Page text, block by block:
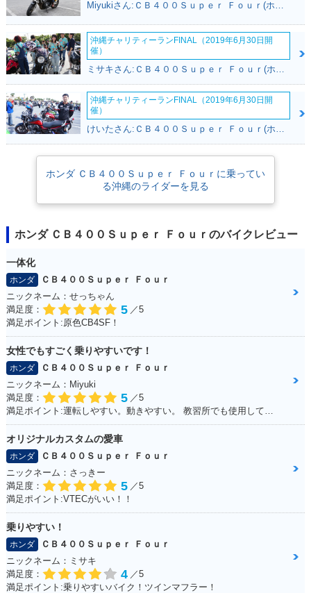
も並行してラインナップされるようになった。2007年12月のマイナーチ
ェンジでは排出ガス規制への対応もあって、NC42型へと進化。「プロジ
ェクト BIG-1」誕生から25年目となる2017年10月発売のモデルからはヘ
ッドライトがLED化さた。2018年11月発売のモデル（2019年モデル）か
らは、標準でABSが搭載されるようになった。2020年に発売されたモデ
ルを最後に、2022年10月、生産終了がアナウンスされた。しかし、2026
年3月に各地で行われたモーターサイクルショーに、新しいCB400スーパ
ーフォアのコンセプトモデルが展示された。同年7月には、市販モデルと
して登場。当時のホンダが中排気量クラスを中心に搭載を進めていた電子
制御式クラッチの「ホンダE-Clutch」がスロットルバイワイヤ（TBW・電
子制御式スロットル）との組み合わせで搭載されていた。TBWにより、
ライディングモード選択も可能となっていた。全体的な印象は、2022年
までのモデルと近似だったが、かつては二眼が連なったアナログメーター
は、方形5インチの液晶ディスプレイに変更され、リアサスはモノショッ
Miyukiさん:ＣＢ４００Ｓｕｐｅｒ Ｆｏｕｒ(ホンダ)
沖縄チャリティーランFINAL（2019年6月30日開
催）
ミサキさん:ＣＢ４００Ｓｕｐｅｒ Ｆｏｕｒ(ホンダ)
沖縄チャリティーランFINAL（2019年6月30日開
催）
けいたさん:ＣＢ４００Ｓｕｐｅｒ Ｆｏｕｒ(ホンダ)
ホンダ ＣＢ４００Ｓｕｐｅｒ Ｆｏｕｒに乗ってい
る沖縄のライダーを見る
ホンダ ＣＢ４００Ｓｕｐｅｒ Ｆｏｕｒのバイクレビュー
一体化
ホンダ
ＣＢ４００Ｓｕｐｅｒ Ｆｏｕｒ
ニックネーム：せっちゃん
満足度：
5 ／5
満足ポイント:原色CB4SF！
女性でもすごく乗りやすいです！
ホンダ
ＣＢ４００Ｓｕｐｅｒ Ｆｏｕｒ
ニックネーム：Miyuki
満足度：
5 ／5
満足ポイント:運転しやすい。動きやすい。 教習所でも使用していて使いやすいので、私でも快適に運転できます。
オリジナルカスタムの愛車
ホンダ
ＣＢ４００Ｓｕｐｅｒ Ｆｏｕｒ
ニックネーム：さっきー
満足度：
5 ／5
満足ポイント:VTECがいい！！
乗りやすい！
ホンダ
ＣＢ４００Ｓｕｐｅｒ Ｆｏｕｒ
ニックネーム：ミサキ
満足度：
4 ／5
満足ポイント:乗りやすいバイク！ツインマフラー！